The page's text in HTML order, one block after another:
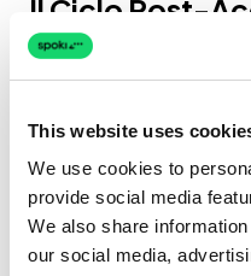
This website uses
We use cookies to
provide social media
We also share
our social media,
Il Ciclo Post-
Trasformare gli
Sostenitori
La vendita non si
pacco viene
maggior successo
agentiche per